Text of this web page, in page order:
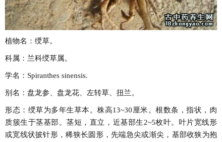
植物名：绶草。
科属：兰科绶草属。
学名：Spiranthes sinensis.
别名：盘龙参、盘龙花、左转草、扭兰。
形态：绶草为多年生草本。株高13~30厘米。根数条，指状，肉
质簇生于茎基部。茎短，直立，近基部生2~5枚叶。叶片宽线形
或宽线状披针形，稀狭长圆形，先端急尖或渐尖，基部收狭为抱